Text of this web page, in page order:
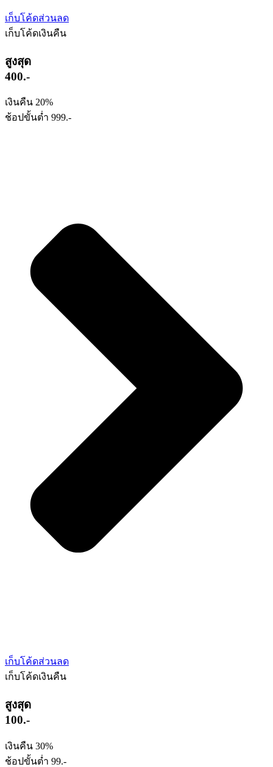
เก็บโค้ดส่วนลด
เก็บโค้ดเงินคืน
สูงสุด
400.-
เงินคืน 20%
ช้อปขั้นต่ำ 999.-
เก็บโค้ดส่วนลด
เก็บโค้ดเงินคืน
สูงสุด
100.-
เงินคืน 30%
ช้อปขั้นต่ำ 99.-